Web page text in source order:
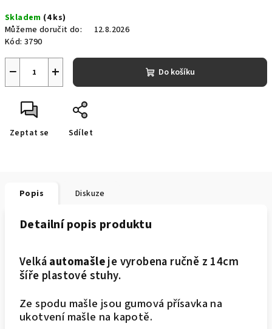
cena:
Skladem (4 ks)
Můžeme doručit do:
12.8.2026
Kód: 3790
+
− Do košíku
Zeptat se Sdílet
Popis Diskuze
Detailní popis produktu
Velkáautomašleje vyrobena ručně z 14cm
šíře plastové stuhy.
Ze spodu mašle jsou gumová přísavka na
ukotvení mašle na kapotě.